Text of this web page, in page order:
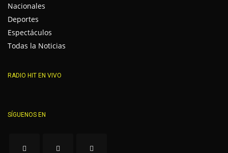
Nacionales
Deportes
Espectáculos
Todas la Noticias
RADIO HIT EN VIVO
SÍGUENOS EN